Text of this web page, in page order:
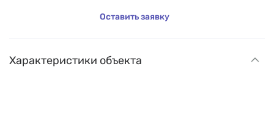
Оставить заявку
Характеристики объекта